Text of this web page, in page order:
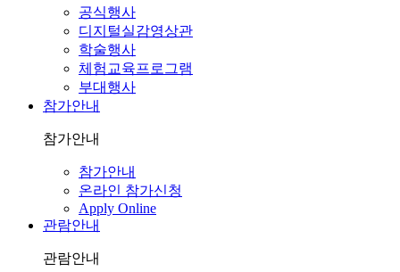
공식행사
디지털실감영상관
학술행사
체험교육프로그램
부대행사
참가안내
참가안내
참가안내
온라인 참가신청
Apply Online
관람안내
관람안내